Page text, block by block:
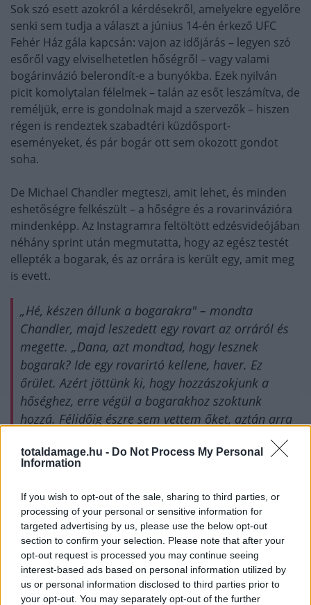
totaldamage.hu - Do Not Process My Personal
Information
If you wish to opt-out of the sale, sharing to third parties, or
processing of your personal or sensitive information for
targeted advertising by us, please use the below opt-out
section to confirm your selection. Please note that after your
opt-out request is processed you may continue seeing
interest-based ads based on personal information utilized by
us or personal information disclosed to third parties prior to
your opt-out. You may separately opt-out of the further
Sok szó esett azokról a kérdésekről, amelyekre egyelőre
senki sem tudja a választ a június 14-én érkező UFC
Fehér Ház gála kapcsán: vajon az időjárás – legyen szó
esőről vagy elviselhetetlen hőségről – vagy valami
bogárinvázió belerondít-e a bunyókba. Ezek nyilván
picit komolytalan félelmek – talán az esőt leszámítva, de
reméljük, erre is gondolnak majd a szervezők – hiszen
régen is rendeztek szabadtéri küzdősport-
eseményeket, és pár bogár ott sem okozott gondot
soha.
De Michael Chandler megteszi, amit lehet, és minden
eshetőségre felkészült – a hőségre és a rovarinvázióra
mindenképp. Az Instagramra feltöltött edzésvideójában
néhány sprint után megmutatta, hogy az egész testét
ellepték a bogarak, és az orrára is került egy, amit meg
is evett.
„Hé, készen állunk a bogarakra" – mondta
Chandler, majd leszedett egy rovart az orráról és
megette. „Dana, azt mondtad, hogy lesznek
bogarak? Ide egy rovarirtó kellene, haver. Ez
őrület. Azért jöttünk ki, hogy hozzászokjunk a
hőséghez, erre végül a bogarakhoz szoktunk
hozzá. Félidőig észre sem vettem őket, aztán arra
Megláttam egyet magamon, aztán legközelebb
Hát... most már hozzászoktam ehhez is.
Michael Chandler is already preparing for the White
House card by training with bugs on him😂🐛